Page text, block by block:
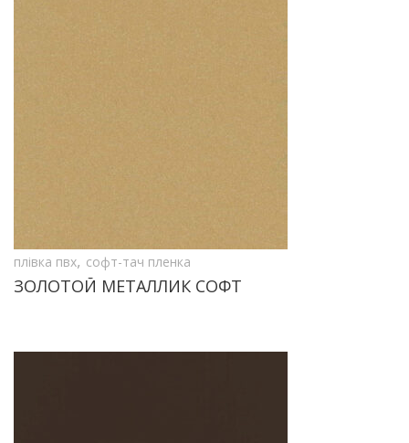
плівка пвх, софт-тач пленка
ЗОЛОТОЙ МЕТАЛЛИК СОФТ